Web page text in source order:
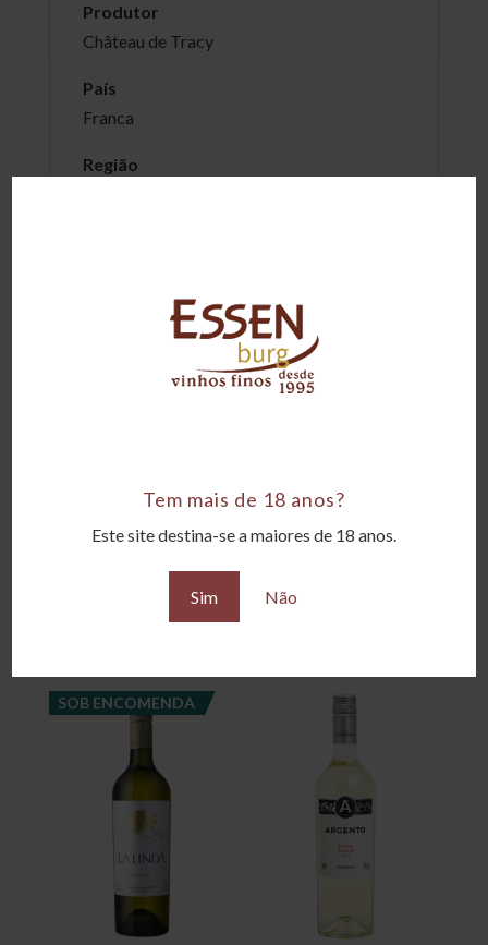
Tem mais de 18 anos?
Este site destina-se a maiores de 18 anos.
Sim Não
Produtor
Château de Tracy
País
Franca
Região
Amadurecimento
6 meses em inox, sur lie
Uvas
100% Sauvignon Blanc
SOB ENCOMENDA